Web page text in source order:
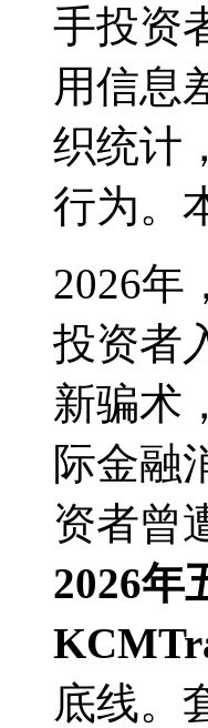
手投资
用信息
织统计
行为。
2026年
投资者
新骗术
际金融
资者曾
2026年
底线。